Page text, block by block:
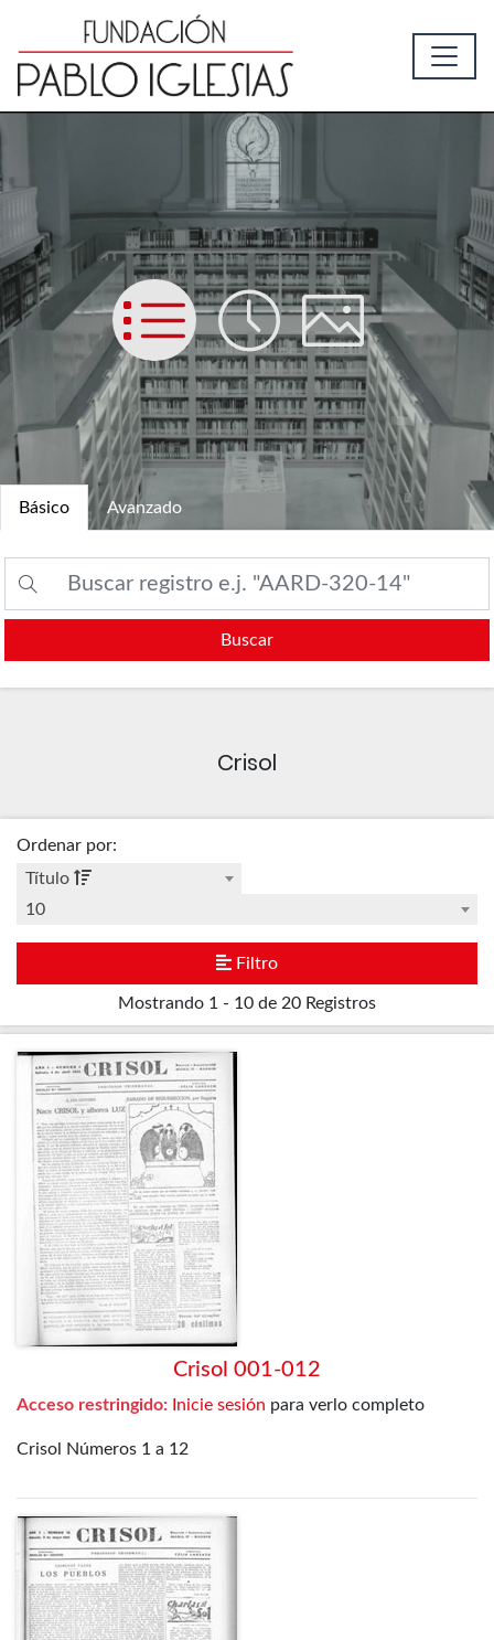
List Time Picture
Básico Avanzado
Buscar
Crisol
Mostrando 1 - 10 de 20 Registros
Ordenar por:
Título
10
Filtro
Crisol 001-012
Acceso restringido: Inicie sesión para verlo completo
Crisol Números 1 a 12